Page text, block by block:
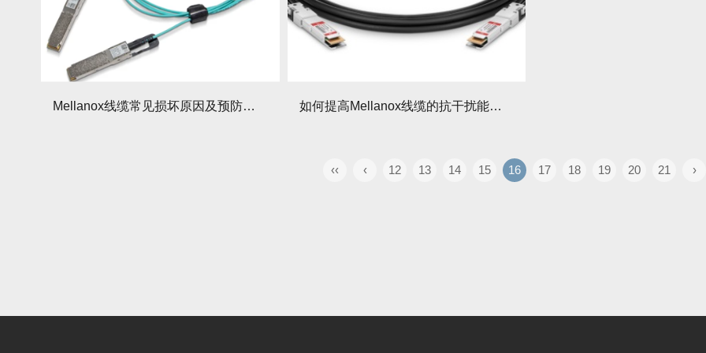
Mellanox线缆常见损坏原因及预防措施！ 如何提高Mellanox线缆的抗干扰能力？
‹‹ ‹ 12 13 14 15 16 17 18 19 20 21 ›